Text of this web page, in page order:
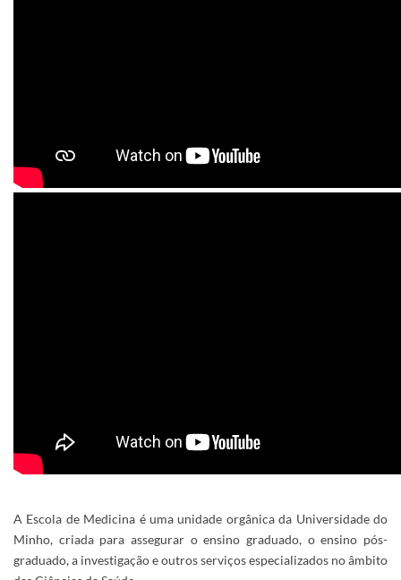
A Escola de Medicina é uma unidade orgânica da Universidade do
Minho, criada para assegurar o ensino graduado, o ensino pós-
graduado, a investigação e outros serviços especializados no âmbito